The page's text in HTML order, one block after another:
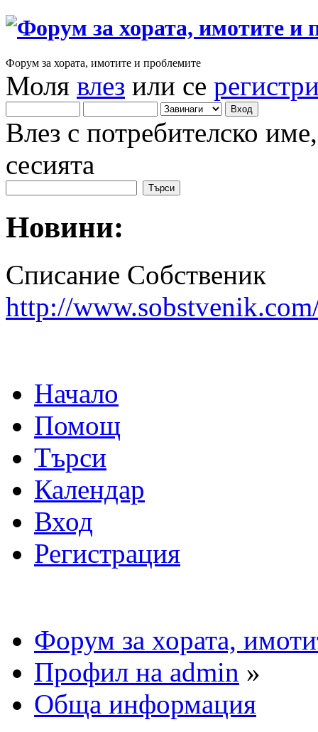
Форум за хората, имотите и проблемите
Моля влез или се
Влез с потребителско
сесията
Новини:
Списание Собственик
http://
Начало
Помощ
Търси
Календар
Вход
Регистрация
Форум за хората,
Профил на admin »
Обща информация